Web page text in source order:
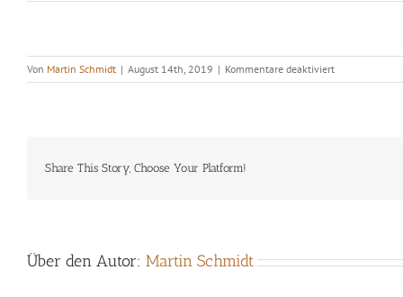
Von Martin Schmidt | August 14th, 2019 | Kommentare deaktiviertfür
Big
Share This Story, Choose Your Platform!
Über den Autor: Martin Schmidt